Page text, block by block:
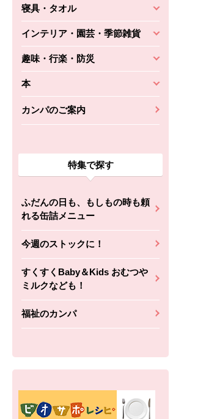
寝具・タオル
インテリア・園芸・季節雑貨
趣味・行楽・防災
本
カンパのご案内
特集で探す
ふだんの日も、もしもの時も頼
れる缶詰メニュー
今週のストックに！
すくすくBaby＆Kids おむつや
ミルクなども！
福祉のカンパ